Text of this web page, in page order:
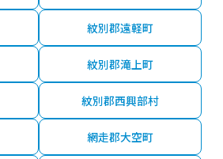
紋別郡遠軽町
紋別郡滝上町
紋別郡西興部村
網走郡大空町